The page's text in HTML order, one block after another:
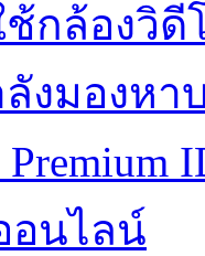
กล้องวิดี
งมองหา
อนไลน์